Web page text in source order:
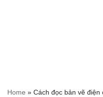
Home » Cách đọc bản vẽ điện